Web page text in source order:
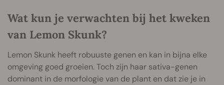
Wat kun je verwachten bij het kweken
van Lemon Skunk?
Lemon Skunk heeft robuuste genen en kan in bijna elke
omgeving goed groeien. Toch zijn haar sativa-genen
dominant in de morfologie van de plant en dat zie je in